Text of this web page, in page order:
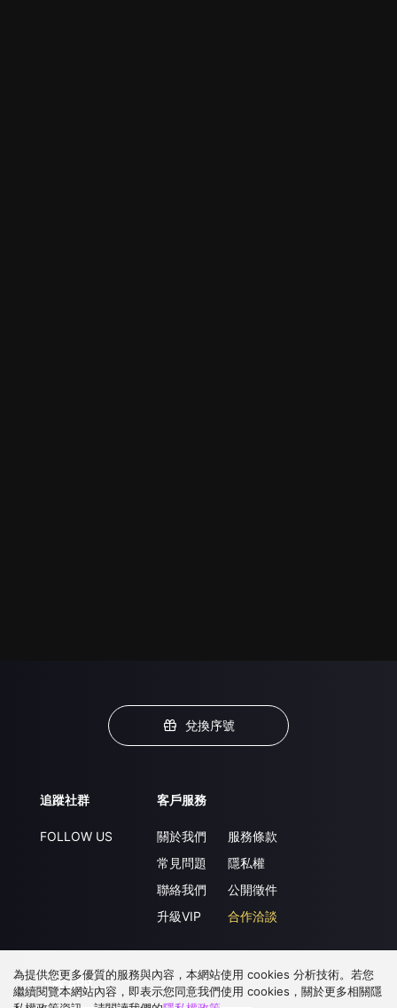
兌換序號
追蹤社群
FOLLOW US
客戶服務
關於我們
常見問題
聯絡我們
升級VIP
服務條款
隱私權
公開徵件
合作洽談
下載 APP
為提供您更多優質的服務與內容，本網站使用 cookies 分析技術。若您
繼續閱覽本網站內容，即表示您同意我們使用 cookies，關於更多相關隱